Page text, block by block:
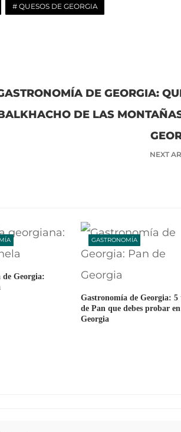
QUESOS DE GEORGIA
DE GEORGIA:
DE LAS
NEXT
de Georgia:
GASTRONOMÍA
Gastronomía de Georgia: 5
de Pan que debes probar en
Georgia